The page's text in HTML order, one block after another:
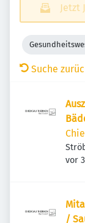
Jetzt
Suche
vor
/